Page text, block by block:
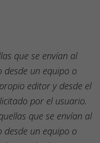
que se envían al
un equipo o
editor y desde el
por el usuario.
que se envían al
un equipo o